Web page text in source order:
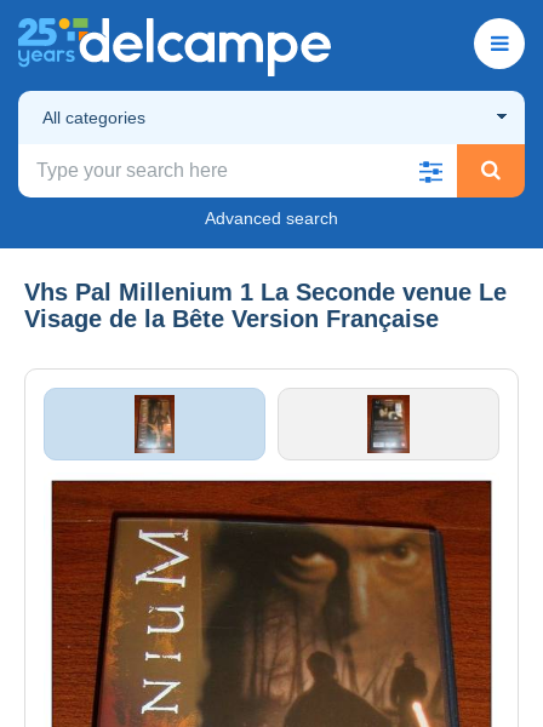
All categories
Advanced search
Vhs Pal Millenium 1 La Seconde venue Le
Visage de la Bête Version Française